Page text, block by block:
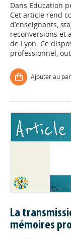
Dans Education
Cet article rend
d’enseignants,
reconversions et
de Lyon. Ce
professionnel,
Ajouter au
La
mémoires